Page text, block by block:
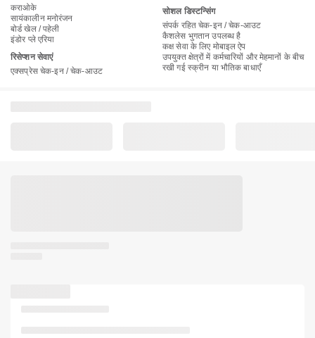
कराओके
सायंकालीन मनोरंजन
बोर्ड खेल / पहेली
इंडोर प्ले एरिया
रिसेप्शन सेवाएं
एक्सप्रेस चेक-इन / चेक-आउट
सोशल डिस्टन्सिंग
संपर्क रहित चेक-इन / चेक-आउट
कैशलेस भुगतान उपलब्ध है
कक्ष सेवा के लिए मोबाइल ऐप
उपयुक्त क्षेत्रों में कर्मचारियों और मेहमानों के बीच
रखी गई स्क्रीन या भौतिक बाधाएँ